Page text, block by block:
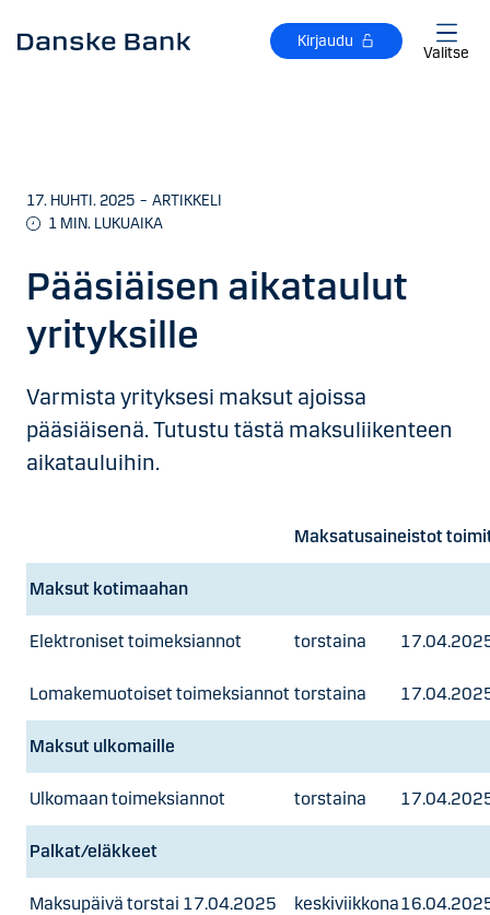
Kirjaudu
Valitse
17. HUHTI. 2025 – ARTIKKELI
1 MIN. LUKUAIKA
Pääsiäisen aikataulut
yrityksille
Varmista yrityksesi maksut ajoissa
pääsiäisenä. Tutustu tästä maksuliikenteen
aikatauluihin.
Maksatusaineistot
Maksut kotimaahan
Elektroniset toimeksiannot torstaina
Lomakemuotoiset toimeksiannot torstaina
Maksut ulkomaille
Ulkomaan toimeksiannot torstaina
Palkat/eläkkeet
Maksupäivä torstai 17.04.2025 keskiviikkona